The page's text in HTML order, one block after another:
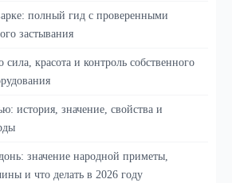
полный гид с проверенными
застывания
красота и контроль собственного
история, значение, свойства и
значение народной приметы,
и что делать в 2026 году